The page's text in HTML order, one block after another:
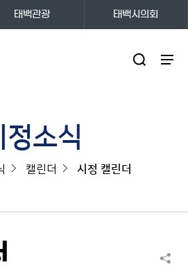
태백관광 태백시의회
정소식
캘린더 시정 캘린더